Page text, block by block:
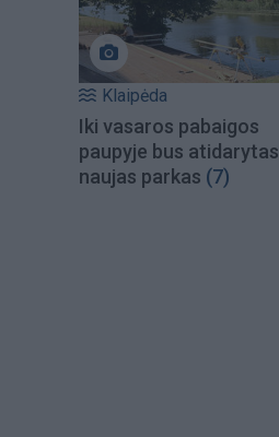
Klaipėda
Iki vasaros pabaigos
paupyje bus atidarytas
naujas parkas (7)